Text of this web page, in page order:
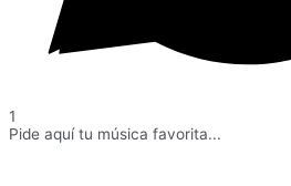
1
Pide aquí tu música favorita...